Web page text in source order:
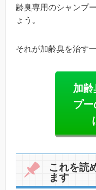
齢臭専用のシャンプ
ょう。
それが加齢臭を治す
加齢
プ
これを読
ます